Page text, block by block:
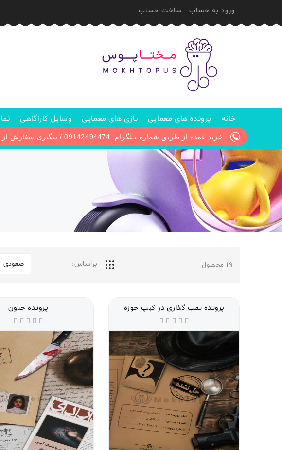
ورود به حساب ساخت حساب
خانه پرونده های معمایی بازی های معمایی وسایل کاراگاهی
خرید عمده از طریق شماره تـلگرام: 09142494474 / پیگیری سفارش از طریق آیدی تلگرام: @Mokhtopus_support1
19 محصول براساس:
پرونده بمب گذاری در کیپ خوزه پرونده جنون